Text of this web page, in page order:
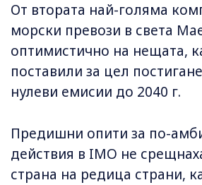
От втората най-голяма
морски превози в света
оптимистично на нещата,
поставили за цел
нулеви емисии до 2040 г.
Предишни опити за по-
действия в IMO не
страна на редица страни,